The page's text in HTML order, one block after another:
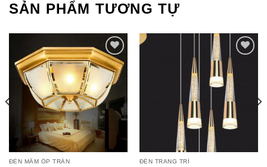
SẢN PHẨM TƯƠNG TỰ
Add to
Wishlist
ĐÈN MÂM ỐP TRẦN
Add to
Wishlist
ĐÈN TRANG TRÍ